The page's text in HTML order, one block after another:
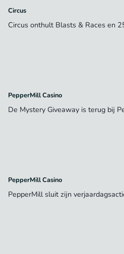
Circus
Circus onthult Blasts & Races en
PepperMill Casino
De Mystery Giveaway is terug bij
PepperMill Casino
PepperMill sluit zijn